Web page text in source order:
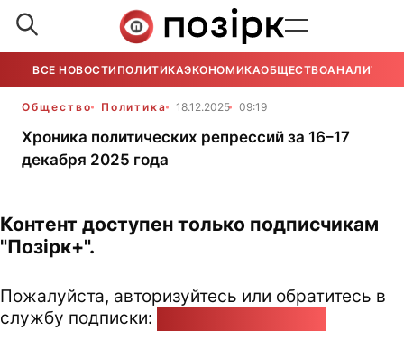
ВСЕ НОВОСТИ ПОЛИТИКАЭКОНОМИКАОБЩЕСТВОАНАЛИТИКА
Общество Политика 18.12.2025 09:19
Хроника политических репрессий за 16–17
декабря 2025 года
Контент доступен только подписчикам
"Позірк+".
Пожалуйста, авторизуйтесь или обратитесь в
службу подписки: